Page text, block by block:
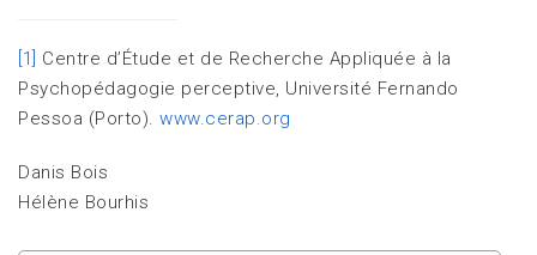
[1]
Centre d’Étude et de Recherche Appliquée à la
Psychopédagogie perceptive, Université Fernando
Pessoa (Porto). www.cerap.org
Danis Bois
Hélène Bourhis